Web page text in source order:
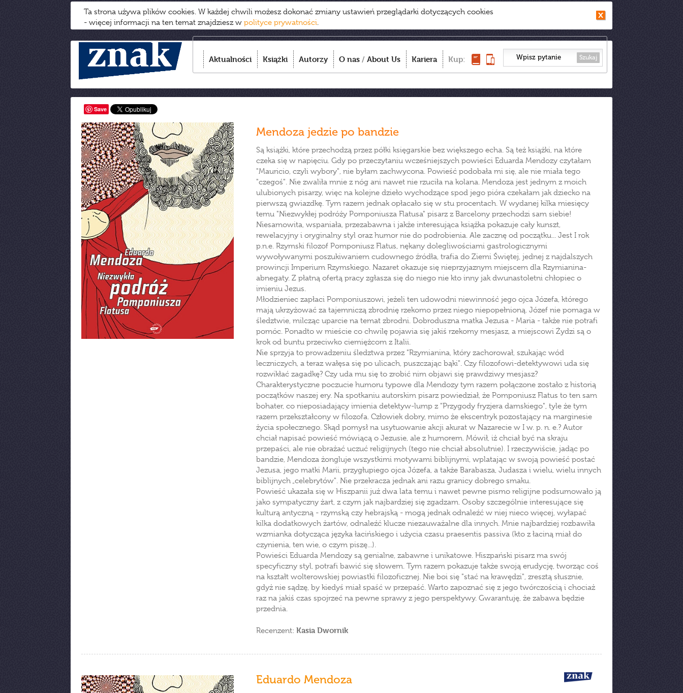
Ta strona używa plików cookies. W każdej chwili możesz dokonać zmiany ustawień przeglądarki dotyczących cookies
- więcej informacji na ten temat znajdziesz w polityce prywatności.
Aktualności Książki Autorzy O nas / About Us Kariera Kup: Szukaj
Save
Mendoza jedzie po bandzie
Są książki, które przechodzą przez półki księgarskie bez większego echa. Są też książki, na które
czeka się w napięciu. Gdy po przeczytaniu wcześniejszych powieści Eduarda Mendozy czytałam
"Mauricio, czyli wybory", nie byłam zachwycona. Powieść podobała mi się, ale nie miała tego
"czegoś". Nie zwaliła mnie z nóg ani nawet nie rzuciła na kolana. Mendoza jest jednym z moich
ulubionych pisarzy, więc na kolejne dzieło wychodzące spod jego pióra czekałam jak dziecko na
pierwszą gwiazdkę. Tym razem jednak opłacało się w stu procentach. W wydanej kilka miesięcy
temu "Niezwykłej podróży Pomponiusza Flatusa" pisarz z Barcelony przechodzi sam siebie!
Niesamowita, wspaniała, przezabawna i jakże interesująca książka pokazuje cały kunszt,
rewelacyjny i oryginalny styl oraz humor nie do podrobienia. Ale zacznę od początku... Jest I rok
p.n.e. Rzymski filozof Pomponiusz Flatus, nękany dolegliwościami gastrologicznymi
wywoływanymi poszukiwaniem cudownego źródła, trafia do Ziemi Świętej, jednej z najdalszych
prowincji Imperium Rzymskiego. Nazaret okazuje się nieprzyjaznym miejscem dla Rzymianina-
abnegaty. Z płatną ofertą pracy zgłasza się do niego nie kto inny jak dwunastoletni chłopiec o
imieniu Jezus.
Młodzieniec zapłaci Pomponiuszowi, jeżeli ten udowodni niewinność jego ojca Józefa, którego
mają ukrzyżować za tajemniczą zbrodnię rzekomo przez niego niepopełnioną. Józef nie pomaga w
śledztwie, milcząc uparcie na temat zbrodni. Dobroduszna matka Jezusa - Maria - także nie potrafi
pomóc. Ponadto w mieście co chwilę pojawia się jakiś rzekomy mesjasz, a miejscowi Żydzi są o
krok od buntu przeciwko ciemiężcom z Italii.
Nie sprzyja to prowadzeniu śledztwa przez "Rzymianina, który zachorował, szukając wód
leczniczych, a teraz wałęsa się po ulicach, puszczając bąki". Czy filozofowi-detektywowi uda się
rozwikłać zagadkę? Czy uda mu się to zrobić nim objawi się prawdziwy mesjasz?
Charakterystyczne poczucie humoru typowe dla Mendozy tym razem połączone zostało z historią
początków naszej ery. Na spotkaniu autorskim pisarz powiedział, że Pomponiusz Flatus to ten sam
bohater, co nieposiadający imienia detektyw-lump z "Przygody fryzjera damskiego", tyle że tym
razem przekształcony w filozofa. Człowiek dobry, mimo że ekscentryk pozostający na marginesie
życia społecznego. Skąd pomysł na usytuowanie akcji akurat w Nazarecie w I w. p. n. e.? Autor
chciał napisać powieść mówiącą o Jezusie, ale z humorem. Mówił, iż chciał być na skraju
przepaści, ale nie obrażać uczuć religijnych (tego nie chciał absolutnie). I rzeczywiście, jadąc po
bandzie, Mendoza żongluje wszystkimi motywami biblijnymi, wplatając w swoją powieść postać
Jezusa, jego matki Marii, przygłupiego ojca Józefa, a także Barabasza, Judasza i wielu, wielu innych
biblijnych „celebrytów". Nie przekracza jednak ani razu granicy dobrego smaku.
Powieść ukazała się w Hiszpanii już dwa lata temu i nawet pewne pismo religijne podsumowało ją
jako sympatyczny żart, z czym jak najbardziej się zgadzam. Osoby szczególnie interesujące się
kulturą antyczną - rzymską czy hebrajską - mogą jednak odnaleźć w niej nieco więcej, wyłapać
kilka dodatkowych żartów, odnaleźć klucze niezauważalne dla innych. Mnie najbardziej rozbawiła
wzmianka dotycząca języka łacińskiego i użycia czasu praesentis passiva (kto z łaciną miał do
czynienia, ten wie, o czym piszę...).
Powieści Eduarda Mendozy są genialne, zabawne i unikatowe. Hiszpański pisarz ma swój
specyficzny styl, potrafi bawić się słowem. Tym razem pokazuje także swoją erudycję, tworząc coś
na kształt wolterowskiej powiastki filozoficznej. Nie boi się "stać na krawędzi", zresztą słusznie,
gdyż nie sądzę, by kiedyś miał spaść w przepaść. Warto zapoznać się z jego twórczością i chociaż
raz na jakiś czas spojrzeć na pewne sprawy z jego perspektywy. Gwarantuję, że zabawa będzie
przednia.
Recenzent: Kasia Dwornik
Eduardo Mendoza